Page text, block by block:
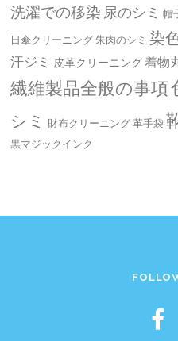
洗濯での移染 尿のシミ 帽
日傘クリーニング朱肉のシミ 染
汗ジミ 皮革クリーニング着物
繊維製品全般の事項
シミ
財布クリーニング革手袋
黒マジックインク